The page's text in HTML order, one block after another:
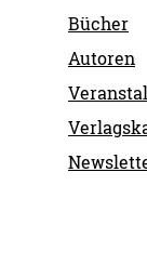
Bücher
Autoren